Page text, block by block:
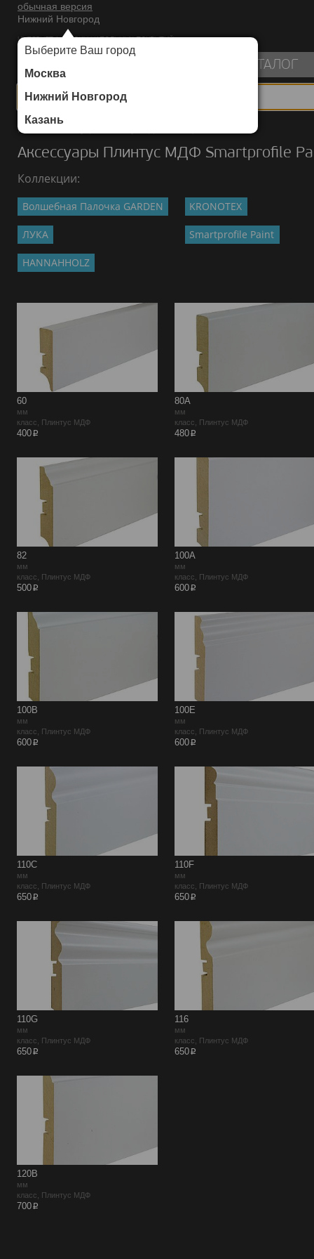
обычная версия
Нижний Новгород
Выберите Ваш город
Москва
Нижний Новгород
Казань
ИНТЕРНЕТ-МАГАЗИН НАПОЛЬНЫХ ПОКРЫТИЙ
КАТАЛОГ
Каталог
Аксессуары Плинтус МДФ Smartprofile
Коллекции:
Волшебная Палочка GARDEN KRONOTEX
ЛУКА Smartprofile Paint
HANNAHHOLZ
60
мм
класс, Плинтус МДФ
400p
80A
мм
класс, Плинтус МДФ
480p
82
мм
класс, Плинтус МДФ
500p
100A
мм
класс, Плинтус МДФ
600p
100B
мм
класс, Плинтус МДФ
600p
100E
мм
класс, Плинтус МДФ
600p
110C
мм
класс, Плинтус МДФ
650p
110F
мм
класс, Плинтус МДФ
650p
110G
мм
класс, Плинтус МДФ
650p
116
мм
класс, Плинтус МДФ
650p
120B
мм
класс, Плинтус МДФ
700p